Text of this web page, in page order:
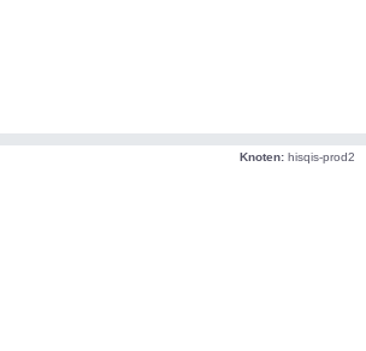
Knoten: hisqis-prod2